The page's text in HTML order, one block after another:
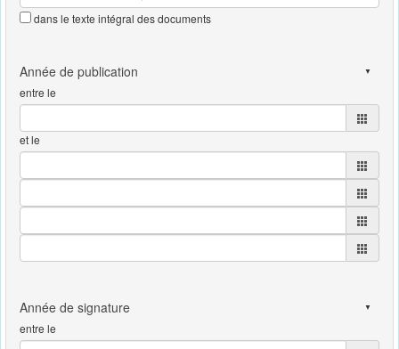
dans le texte intégral des documents
entre le
et le
entre le